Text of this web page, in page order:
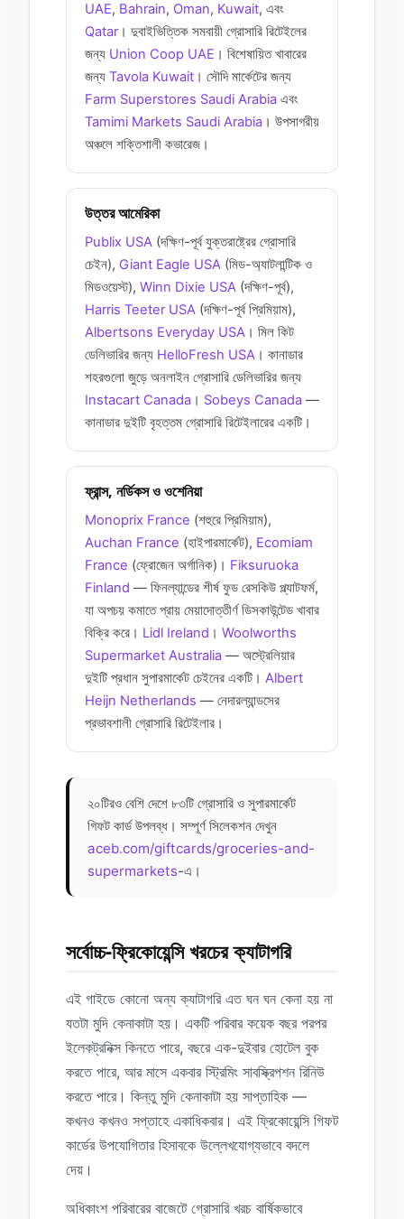
UAE, Bahrain, Oman, Kuwait, এবং
Qatar। দুবাইভিত্তিক সমবায়ী গ্রোসারি রিটেইলের
জন্য Union Coop UAE । বিশেষায়িত খাবারের
জন্য Tavola Kuwait । সৌদি মার্কেটের জন্য
Farm Superstores Saudi Arabia এবং
Tamimi Markets Saudi Arabia । উপসাগরীয়
অঞ্চলে শক্তিশালী কভারেজ।
উত্তর আমেরিকা
Publix USA (দক্ষিণ-পূর্ব যুক্তরাষ্ট্রের গ্রোসারি
চেইন), Giant Eagle USA (মিড-অ্যাটলান্টিক ও
মিডওয়েস্ট), Winn Dixie USA (দক্ষিণ-পূর্ব),
Harris Teeter USA (দক্ষিণ-পূর্ব প্রিমিয়াম),
Albertsons Everyday USA । মিল কিট
ডেলিভারির জন্য HelloFresh USA । কানাডার
শহরগুলো জুড়ে অনলাইন গ্রোসারি ডেলিভারির জন্য
Instacart Canada । Sobeys Canada —
কানাডার দুইটি বৃহত্তম গ্রোসারি রিটেইলারের একটি।
ফ্রান্স, নর্ডিকস ও ওশেনিয়া
Monoprix France (শহুরে প্রিমিয়াম),
Auchan France (হাইপারমার্কেট), Ecomiam
France (ফ্রোজেন অর্গানিক)। Fiksuruoka
Finland — ফিনল্যান্ডের শীর্ষ ফুড রেসকিউ প্ল্যাটফর্ম,
যা অপচয় কমাতে প্রায় মেয়াদোত্তীর্ণ ডিসকাউন্টেড খাবার
বিক্রি করে। Lidl Ireland । Woolworths
Supermarket Australia — অস্ট্রেলিয়ার
দুইটি প্রধান সুপারমার্কেট চেইনের একটি। Albert
Heijn Netherlands — নেদারল্যান্ডসের
প্রভাবশালী গ্রোসারি রিটেইলার।
২০টিরও বেশি দেশে ৮৩টি গ্রোসারি ও সুপারমার্কেট
গিফট কার্ড উপলব্ধ। সম্পূর্ণ সিলেকশন দেখুন
aceb.com/giftcards/groceries-and-
supermarkets-এ।
সর্বোচ্চ-ফ্রিকোয়েন্সি খরচের ক্যাটাগরি
এই গাইডে কোনো অন্য ক্যাটাগরি এত ঘন ঘন কেনা হয় না
যতটা মুদি কেনাকাটা হয়। একটি পরিবার কয়েক বছর পরপর
ইলেকট্রনিক্স কিনতে পারে, বছরে এক-দুইবার হোটেল বুক
করতে পারে, আর মাসে একবার স্ট্রিমিং সাবস্ক্রিপশন রিনিউ
করতে পারে। কিন্তু মুদি কেনাকাটা হয় সাপ্তাহিক —
কখনও কখনও সপ্তাহে একাধিকবার। এই ফ্রিকোয়েন্সি গিফট
কার্ডের উপযোগিতার হিসাবকে উল্লেখযোগ্যভাবে বদলে
দেয়।
অধিকাংশ পরিবারের বাজেটে গ্রোসারি খরচ বার্ষিকভাবে